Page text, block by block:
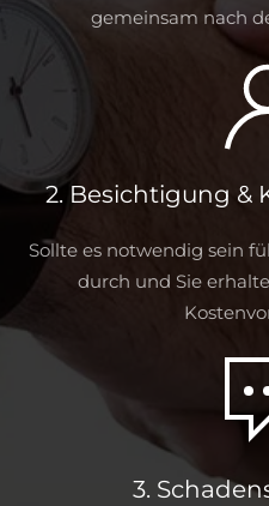
gemeinsam nach
2. Besichtigung &
Sollte es notwendig sein
durch und Sie
3.